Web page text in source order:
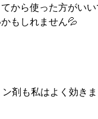
から使った方がい
もしれません💦
剤も私はよく効き